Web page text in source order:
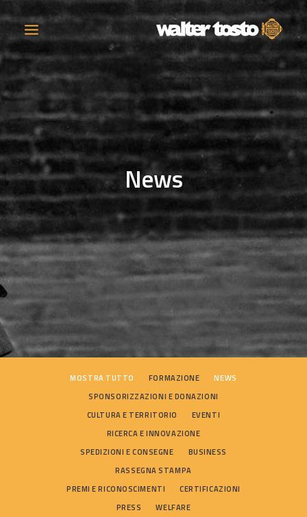
AZIENDA
PRODOTTI
ATTIVITÀ
CONTATTI
LAVORA CON NOI
NEWS
SEARCH
News
MOSTRA TUTTO FORMAZIONE
NEWS
SPONSORIZZAZIONI E DONAZIONI
CULTURA E TERRITORIO
EVENTI
RICERCA E INNOVAZIONE
SPEDIZIONI E CONSEGNE
BUSINESS
RASSEGNA STAMPA
PREMI E RICONOSCIMENTI
CERTIFICAZIONI
PRESS
WELFARE